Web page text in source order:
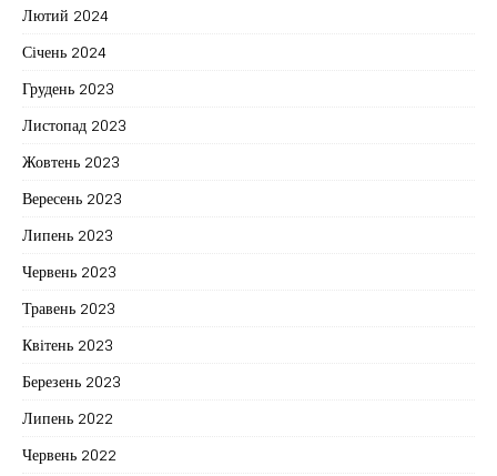
Лютий 2024
Січень 2024
Грудень 2023
Листопад 2023
Жовтень 2023
Вересень 2023
Липень 2023
Червень 2023
Травень 2023
Квітень 2023
Березень 2023
Липень 2022
Червень 2022